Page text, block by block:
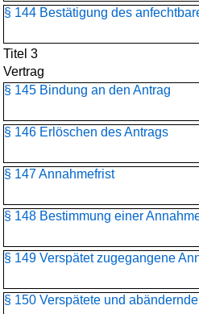
§ 144 Bestätigung des
Titel 3
Vertrag
§ 145 Bindung an den Antrag
§ 146 Erlöschen des Antrags
§ 147 Annahmefrist
§ 148 Bestimmung einer
§ 149 Verspätet zugegangene
§ 150 Verspätete und